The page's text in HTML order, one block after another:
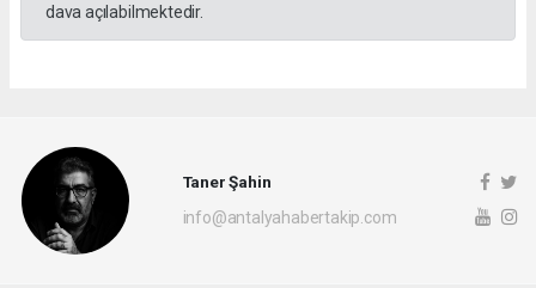
dava açılabilmektedir.
Taner Şahin
info@antalyahabertakip.com